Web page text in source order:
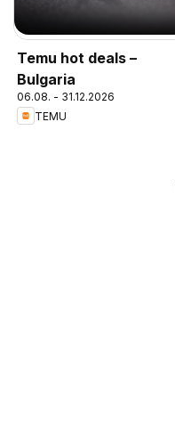
Temu hot deals –
Bulgaria
06.08. - 31.12.2026
TEMU